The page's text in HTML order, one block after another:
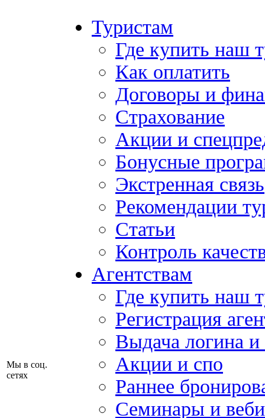
Мы в соц.
сетях
Туристам
Где купить наш
Как оплатить
Договоры и
Страхование
Акции и
Бонусные
Экстренная связь
Рекомендации
Статьи
Контроль
Агентствам
Где купить наш
Регистрация
Выдача логина и
Акции и спо
Раннее
Семинары и